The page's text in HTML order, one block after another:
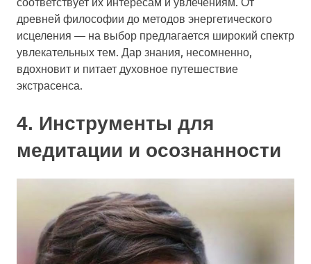
древней философии до методов энергетического
исцеления — на выбор предлагается широкий спектр
увлекательных тем. Дар знания, несомненно,
вдохновит и питает духовное путешествие
экстрасенса.
4. Инструменты для
медитации и осознанности